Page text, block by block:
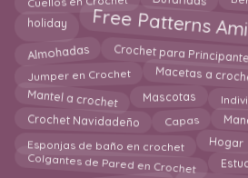
holiday Free Patterns
Almohadas Crochet para
Jumper en Crochet Macetas a
Mantel a crochet Mascotas
Crochet Navidadeño Capas
Esponjas de baño en crochet Hogar
Colgantes de Pared en Crochet